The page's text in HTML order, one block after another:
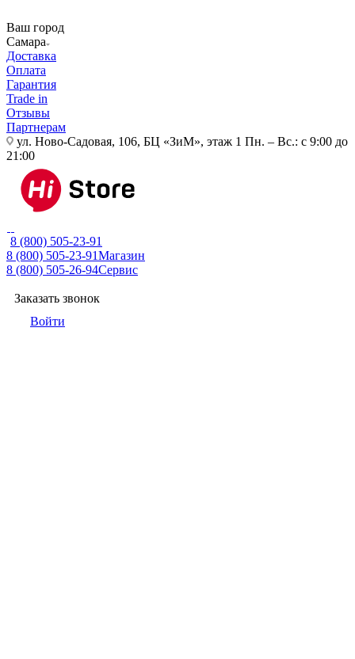
Ваш город
Самара
Доставка
Оплата
Гарантия
Trade in
Отзывы
Партнерам
ул. Ново-Садовая, 106, БЦ «ЗиМ», этаж 1 Пн. – Вс.: с 9:00 до
21:00
8 (800) 505-23-91
8 (800) 505-23-91Магазин
8 (800) 505-26-94Сервис
Заказать звонок
Войти